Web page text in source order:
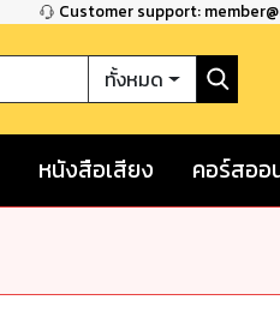
Customer support:
ทั้งหมด
หนังสือเสียง คอร์สออ